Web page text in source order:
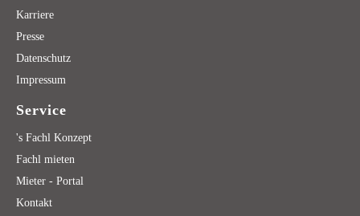
Karriere
Presse
Datenschutz
Impressum
Service
's Fachl Konzept
Fachl mieten
Mieter - Portal
Kontakt